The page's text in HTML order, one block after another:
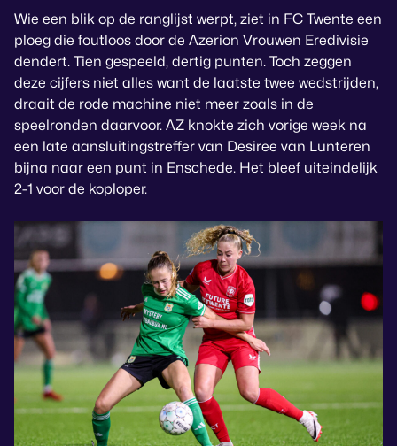
Wie een blik op de ranglijst werpt, ziet in FC Twente een
ploeg die foutloos door de Azerion Vrouwen Eredivisie
dendert. Tien gespeeld, dertig punten. Toch zeggen
deze cijfers niet alles want de laatste twee wedstrijden,
draait de rode machine niet meer zoals in de
speelronden daarvoor. AZ knokte zich vorige week na
een late aansluitingstreffer van Desiree van Lunteren
bijna naar een punt in Enschede. Het bleef uiteindelijk
2-1 voor de koploper.